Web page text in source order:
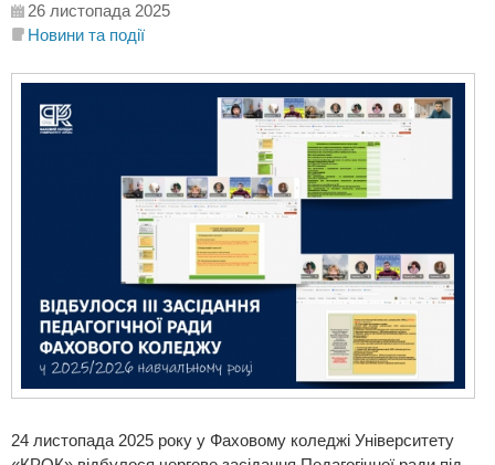
26 листопада 2025
Новини та події
24 листопада 2025 року у Фаховому коледжі Університету